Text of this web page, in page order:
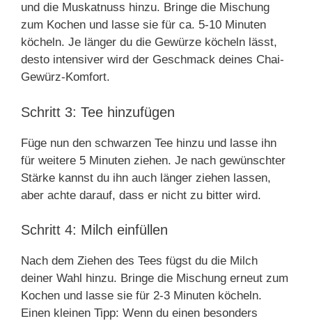
und die Muskatnuss hinzu. Bringe die Mischung
zum Kochen und lasse sie für ca. 5-10 Minuten
köcheln. Je länger du die Gewürze köcheln lässt,
desto intensiver wird der Geschmack deines Chai-
Gewürz-Komfort.
Schritt 3: Tee hinzufügen
Füge nun den schwarzen Tee hinzu und lasse ihn
für weitere 5 Minuten ziehen. Je nach gewünschter
Stärke kannst du ihn auch länger ziehen lassen,
aber achte darauf, dass er nicht zu bitter wird.
Schritt 4: Milch einfüllen
Nach dem Ziehen des Tees fügst du die Milch
deiner Wahl hinzu. Bringe die Mischung erneut zum
Kochen und lasse sie für 2-3 Minuten köcheln.
Einen kleinen Tipp: Wenn du einen besonders